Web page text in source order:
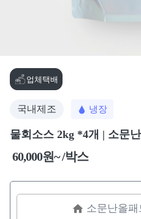
업체택배
국내제조 냉장
물회소스 2kg *4개 | 소문난
60,000원~ /박스
소문난올패